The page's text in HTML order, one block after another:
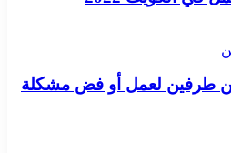
طرفين لعمل أو فض مشكلة